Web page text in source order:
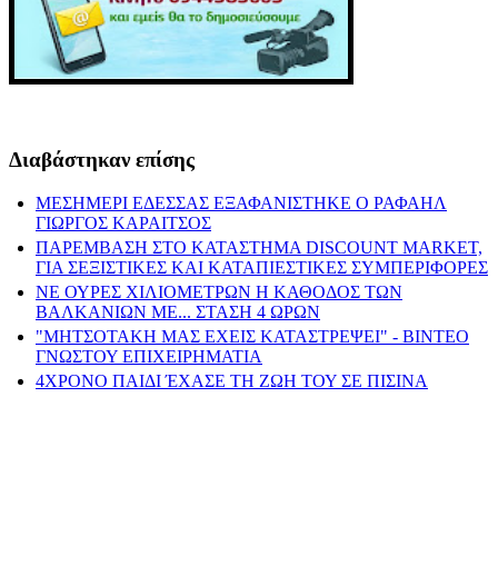
Διαβάστηκαν επίσης
ΜΕΣΗΜΕΡΙ ΕΔΕΣΣΑΣ ΕΞΑΦΑΝΙΣΤΗΚΕ Ο ΡΑΦΑΗΛ
ΓΙΩΡΓΟΣ ΚΑΡΑΙΤΣΟΣ
ΠΑΡΕΜΒΑΣΗ ΣΤΟ ΚΑΤΑΣΤΗΜΑ DISCOUNT MARKET,
ΓΙΑ ΣΕΞΙΣΤΙΚΕΣ ΚΑΙ ΚΑΤΑΠΙΕΣΤΙΚΕΣ ΣΥΜΠΕΡΙΦΟΡΕΣ
ΝΕ ΟΥΡΕΣ ΧΙΛΙΟΜΕΤΡΩΝ Η ΚΑΘΟΔΟΣ ΤΩΝ
ΒΑΛΚΑΝΙΩΝ ΜΕ... ΣΤΑΣΗ 4 ΩΡΩΝ
"ΜΗΤΣΟΤΑΚΗ ΜΑΣ ΕΧΕΙΣ ΚΑΤΑΣΤΡΕΨΕΙ" - ΒΙΝΤΕΟ
ΓΝΩΣΤΟΥ ΕΠΙΧΕΙΡΗΜΑΤΙΑ
4ΧΡΟΝΟ ΠΑΙΔΙ ΈΧΑΣΕ ΤΗ ΖΩΗ ΤΟΥ ΣΕ ΠΙΣΙΝΑ